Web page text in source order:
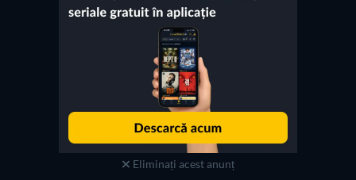
Eliminați acest anunț